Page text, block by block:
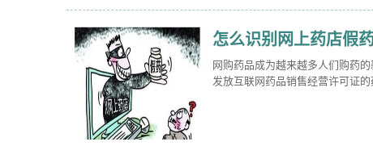
怎么识别网上药店假药
网购药品成为越来越多人们购药
发放互联网药品销售经营许可证